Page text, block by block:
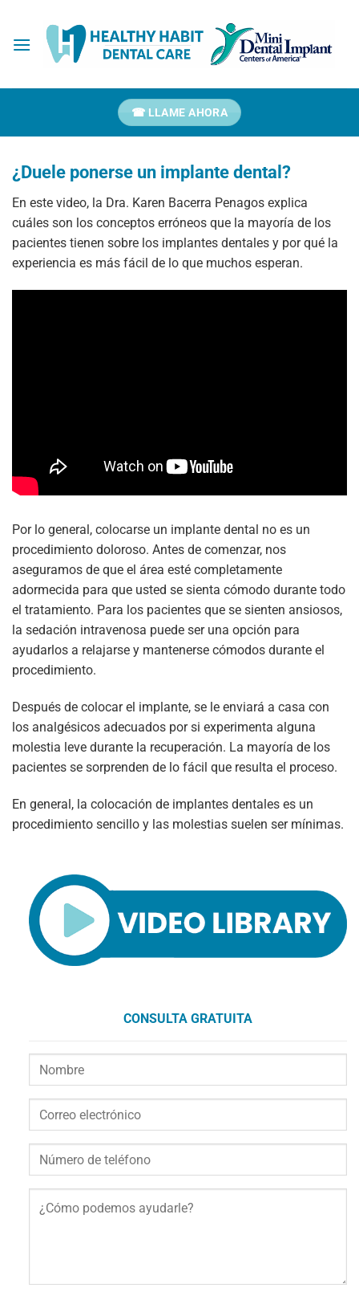
contenido
☎ LLAME AHORA
¿Duele ponerse un implante dental?
En este video, la Dra. Karen Bacerra Penagos explica
cuáles son los conceptos erróneos que la mayoría de los
pacientes tienen sobre los implantes dentales y por qué la
experiencia es más fácil de lo que muchos esperan.
Por lo general, colocarse un implante dental no es un
procedimiento doloroso. Antes de comenzar, nos
aseguramos de que el área esté completamente
adormecida para que usted se sienta cómodo durante todo
el tratamiento. Para los pacientes que se sienten ansiosos,
la sedación intravenosa puede ser una opción para
ayudarlos a relajarse y mantenerse cómodos durante el
procedimiento.
Después de colocar el implante, se le enviará a casa con
los analgésicos adecuados por si experimenta alguna
molestia leve durante la recuperación. La mayoría de los
pacientes se sorprenden de lo fácil que resulta el proceso.
En general, la colocación de implantes dentales es un
procedimiento sencillo y las molestias suelen ser mínimas.
CONSULTA GRATUITA